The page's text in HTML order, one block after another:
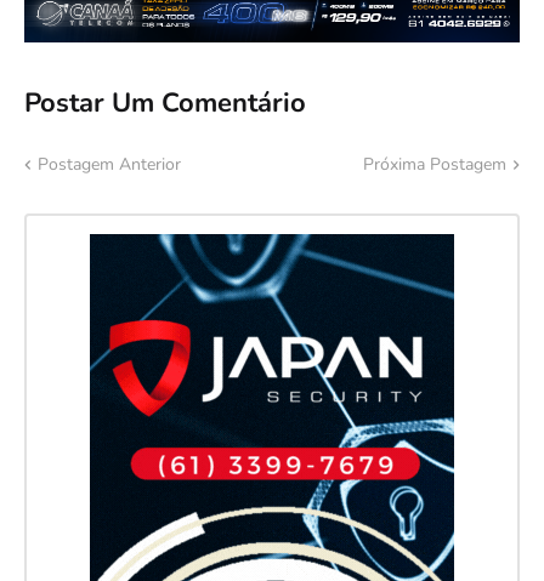
Postar Um Comentário
Postagem Anterior Próxima Postagem